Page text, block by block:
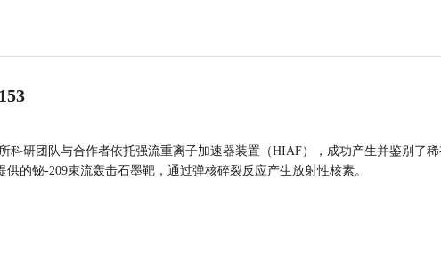
科研团队与合作者依托强流重离子加速器装置（HIAF），成功产生并鉴别了
的铋-209束流轰击石墨靶，通过弹核碎裂反应产生放射性核素。